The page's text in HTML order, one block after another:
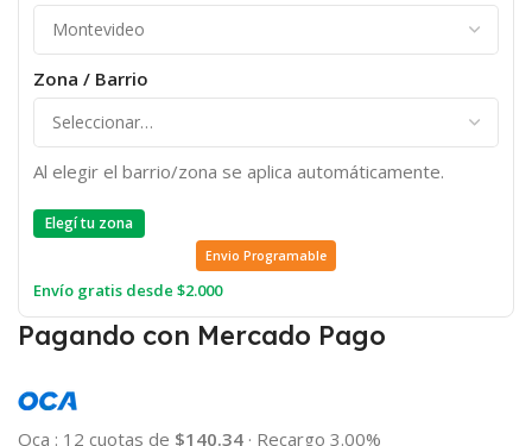
Zona / Barrio
Al elegir el barrio/zona se aplica automáticamente.
Elegí tu zona
Envio Programable
Envío gratis desde $2.000
Pagando con Mercado Pago
Oca : 12 cuotas de $140.34 · Recargo 3.00%